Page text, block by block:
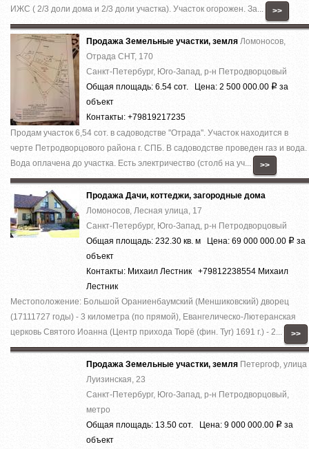
ИЖС ( 2/3 доли дома и 2/3 доли участка). Участок огорожен. За...
>>
Продажа Земельные участки, земля Ломоносов,
Отрада СНТ, 170
Санкт-Петербург, Юго-Запад, р-н Петродворцовый
Общая площадь: 6.54 сот. Цена: 2 500 000.00 Р за
объект
Контакты: +79819217235
Продам участок 6,54 сот. в садоводстве ''Отрада''. Участок находится в
черте Петродворцового района г. СПБ. В садоводстве проведен газ и вода.
Вода оплачена до участка. Есть электричество (столб на уч...
>>
Продажа Дачи, коттеджи, загородные дома
Ломоносов, Лесная улица, 17
Санкт-Петербург, Юго-Запад, р-н Петродворцовый
Общая площадь: 232.30 кв. м Цена: 69 000 000.00 Р за
объект
Контакты: Михаил Лестник +79812238554 Михаил
Лестник
Местоположение: Большой Ораниенбаумский (Меншиковский) дворец
(17111727 годы) - 3 километра (по прямой), Евангелическо-Лютеранская
церковь Святого Иоанна (Центр прихода Тюрё (фин. Tyr) 1691 г.) - 2...
>>
Продажа Земельные участки, земля Петергоф, улица
Луизинская, 23
Санкт-Петербург, Юго-Запад, р-н Петродворцовый,
метро
Общая площадь: 13.50 сот. Цена: 9 000 000.00 Р за
объект